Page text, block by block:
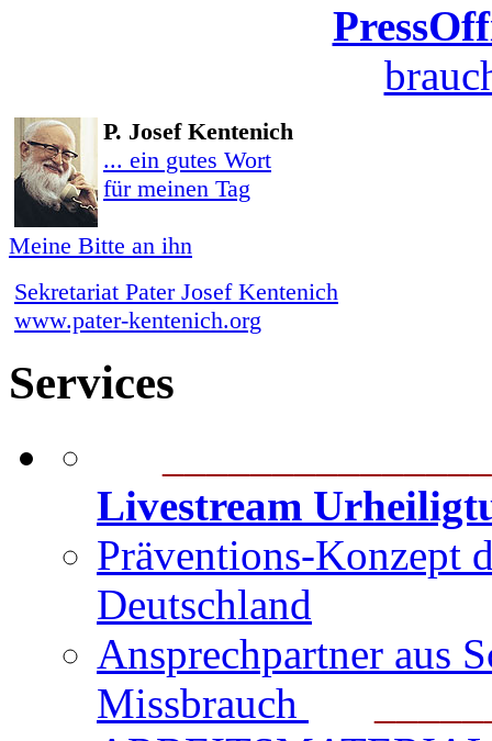
P. Josef Kentenich
... ein gutes Wort
für meinen Tag
Meine Bitte an ihn
Sekretariat Pater Josef Kentenich
www.pater-kentenich.org
Services
Livestream
Präventions-Konzept
Deutschland
Ansprechpartner aus
Missbrauch